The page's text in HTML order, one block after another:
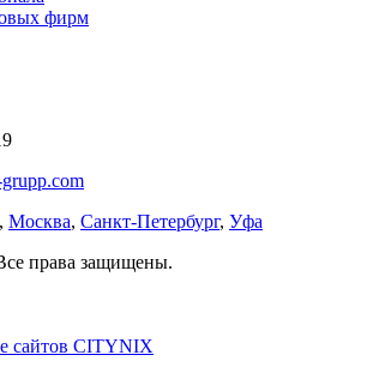
фирм
, Москва, Санкт-Петербург, Уфа
права защищены.
сайтов CITYNIX